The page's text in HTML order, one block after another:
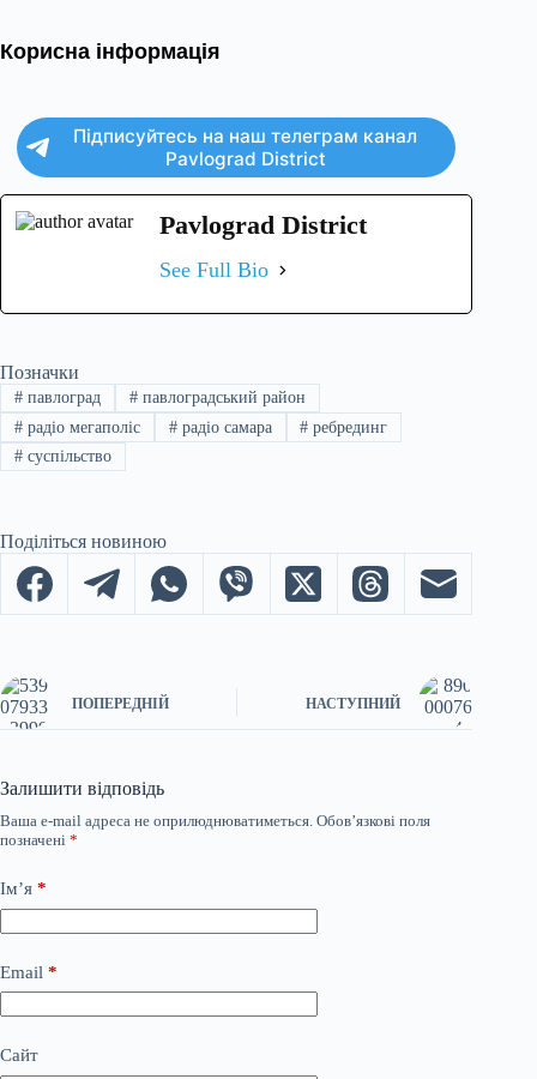
Корисна інформація
Підписуйтесь на наш телеграм канал
Pavlograd District
Pavlograd District
See Full Bio
Позначки
#павлоград #павлоградський район
#радіо мегаполіс #радіо самара # ребрединг
#суспільство
Поділіться новиною
ПОПЕРЕДНІЙ НАСТУПНИЙ
Залишити відповідь
Ваша e-mail адреса не оприлюднюватиметься. Обов’язкові поля
позначені *
Ім’я *
Email *
Сайт